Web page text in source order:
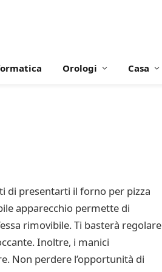
Orologi Casa
di presentarti il forno per pizza
apparecchio permette di
rimovibile. Ti basterà regolare
Inoltre, i manici
Non perdere l’opportunità di